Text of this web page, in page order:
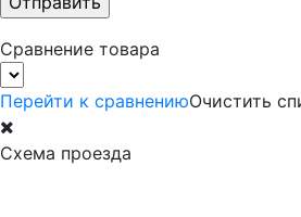
Сравнение товара
Перейти к сравнениюОчистить
Схема проезда